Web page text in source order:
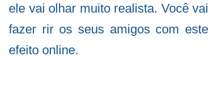
ele vai olhar muito realista. Você vai
fazer rir os seus amigos com este
efeito online.